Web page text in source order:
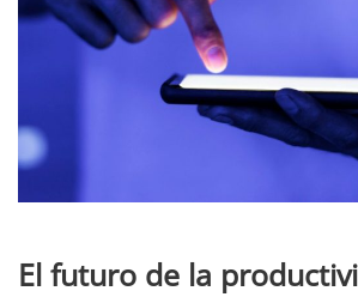
El futuro de la